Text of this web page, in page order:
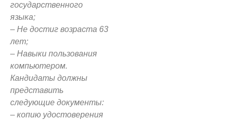
государственного
языка;
– Не достиг возраста 63
лет;
– Навыки пользования
компьютером.
Кандидаты должны
представить
следующие документы:
– копию удостоверения